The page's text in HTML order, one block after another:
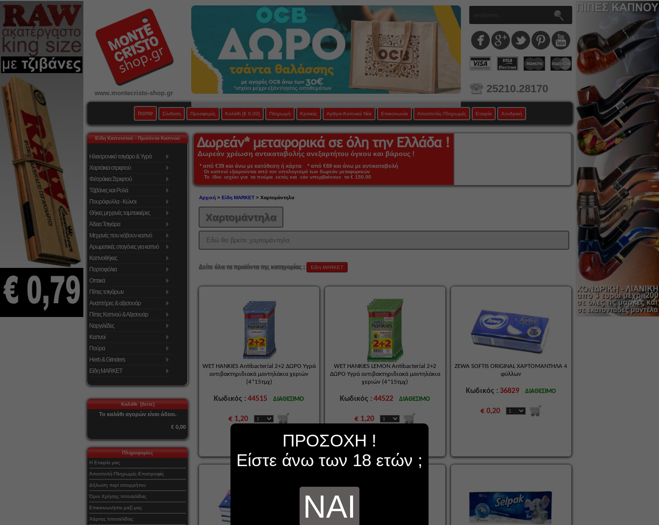
www.montecristo-shop.gr 25210.28170
home Σύνδεση Προσφορές Καλάθι [€ 0,00] Πληρωμή Κριτικές Αρθρα-Καπνικά Νέα Επικοινωνία Αποστολές-Πληρωμές Εταιρία Χονδρική
Είδη Καπνιστού - Προϊόντα Καπνού
Ηλεκτρονικό τσιγάρο & Υγρά
Χαρτάκια στριφτού
Φιλτράκια Στριφτού
Τζιβάνες και Ρολά
Πουρόφυλλα - Κώνοι
Θήκες μηχανές ταμπακιέρες
Άδεια Τσιγάρα
Μηχανές που κόβουν καπνό
Αρωματικές σταγόνες για καπνό
Καπνοθήκες
Πορτοφόλια
Οπτικά
Πίπες τσιγάρων
Αναπτήρες & αξεσουάρ
Πίπες Καπνού & Αξεσουάρ
Ναργιλέδες
Καπνοί
Πούρα
Herb & Grinders
Είδη MARKET
Καλάθι [δείτε]
Το καλάθι αγορών είναι άδειο.
€ 0,00
Πληροφορίες
Η Εταιρία μας
Αποστολή-Πληρωμές-Επιστροφές
Δήλωση περί απορρήτου
Όροι Χρήσης Ιστοσελίδας
Επικοινωνήστε μαζί μας
Χάρτης Ιστοσελίδας
Δωρεάν χρέωση αντικαταβολής ανεξαρτήτου όγκου και βάρους !
* από €39 και άνω με κατάθεση ή κάρτα * από €69 και άνω με αντικαταβολή
Οι καπνοί εξαιρούνται από τον υπολογισμό των δωρεάν μεταφορικών
Το ίδιο ισχύει για τα πούρα εκτός και εάν υπερβαίνουν τα € 150.00
Αρχική> Είδη MARKET> Χαρτομάντηλα
Χαρτομάντηλα
Εδώ θα βρείτε χαρτομάντηλα
Δείτε όλα τα προϊόντα της κατηγορίας : Είδη MARKET
WET HANKIES Antibacterial 2+2 ΔΩΡΟ Υγρά
αντιβακτηριδιακά μαντηλάκια χεριών
(4*15τμχ)
Κωδικός : 44515 ΔΙΑΘΕΣΙΜΟ
€ 1,20
WET HANKIES LEMON Antibacterial 2+2
ΔΩΡΟ Υγρά αντιβακτηριδιακά μαντηλάκια
χεριών (4*15τμχ)
Κωδικός : 44522 ΔΙΑΘΕΣΙΜΟ
€ 1,20
ZEWA SOFTIS ORIGINAL ΧΑΡΤΟΜΑΝΤΗΛΑ 4
φύλλων
Κωδικός : 36829 ΔΙΑΘΕΣΙΜΟ
€ 0,20
ΠΡΟΣΟΧΗ !
Είστε άνω των 18 ετών ;
ΝΑΙ